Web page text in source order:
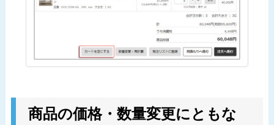
商品の価格・数量変更にともな